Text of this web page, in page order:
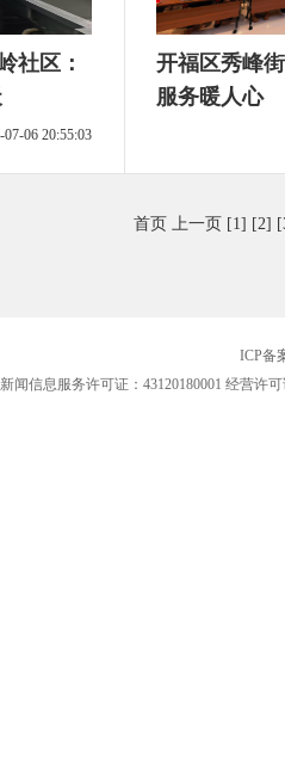
社区：
07-06 20:55:03
开福区秀峰
服务暖人心
首页 上一页 [1] [2]
ICP备
闻信息服务许可证：43120180001 经营许可